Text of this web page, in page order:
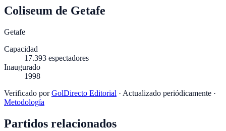
Coliseum de Getafe
Getafe
Capacidad
17.393 espectadores
Inaugurado
1998
Verificado por GolDirecto Editorial · Actualizado periódicamente ·
Metodología
Partidos relacionados